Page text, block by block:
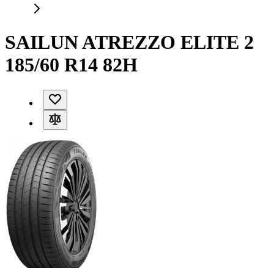
SAILUN ATREZZO ELITE 2
185/60 R14 82H